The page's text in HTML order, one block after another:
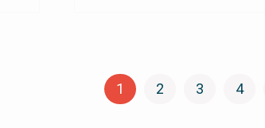
1 2 3 4